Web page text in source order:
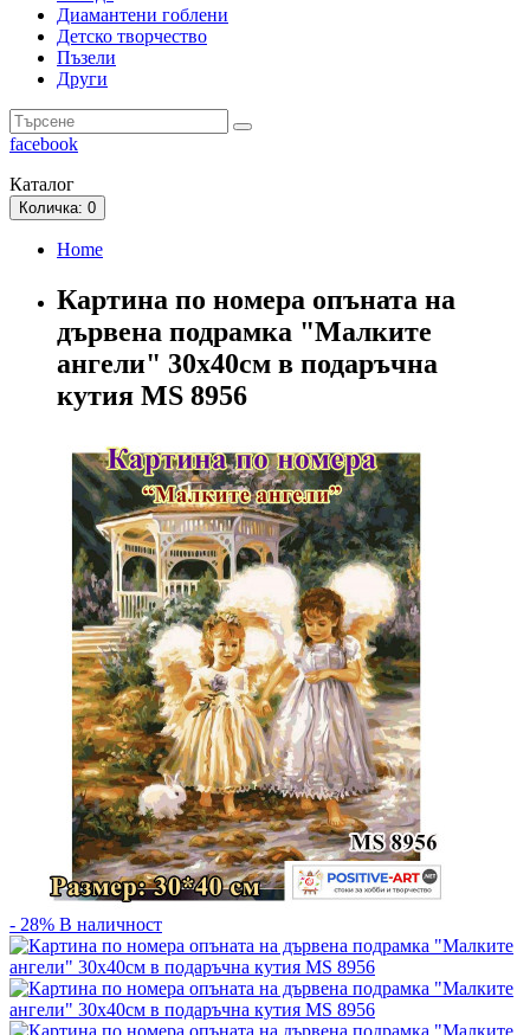
Диамантени гоблени
Детско творчество
Пъзели
Други
facebook
Каталог
Количка: 0
Home
Картина по номера опъната на
дървена подрамка "Малките
ангели" 30х40см в подаръчна
кутия MS 8956
- 28% В наличност